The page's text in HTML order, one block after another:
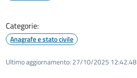
Categorie:
Anagrafe e stato civile
Ultimo aggiornamento: 27/10/2025 12:42.48